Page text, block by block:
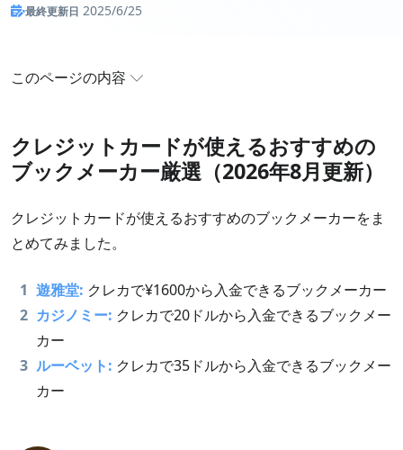
最終更新日 2025/6/25
このページの内容
ー厳選（2026年8月更新）
クレジットカードの特徴
ブックメーカーにおけるクレジットカードの使い方
クレジットカードに関する決済トラブルの対処方法
JCBカードが使えるブックメーカー比較表
Mastercardが使えるブックメーカー比較表
AMEXが使えるブックメーカー比較表
よくある質問
クレジットカードが使えるおすすめの
ブックメーカー厳選（2026年8月更新）
クレジットカードが使えるおすすめのブックメーカーをま
とめてみました。
1 遊雅堂: クレカで¥1600から入金できるブックメーカー
2 カジノミー: クレカで20ドルから入金できるブックメー
カー
3 ルーベット: クレカで35ドルから入金できるブックメー
カー